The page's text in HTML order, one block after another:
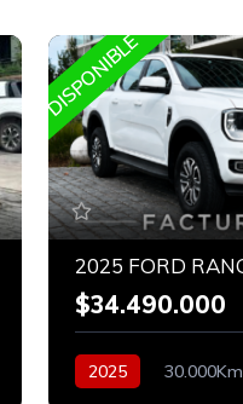
DISPONIBLE
$34.490.000
2025 30.000Km